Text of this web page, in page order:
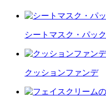
シートマスク・パック
クッションファンデ